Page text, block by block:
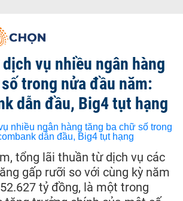
vụ nhiều ngân hàng
trong nửa đầu năm:
dẫn đầu, Big4 tụt hạng
tổng lãi thuần từ dịch vụ các
gấp rưỡi so với cùng kỳ năm
tỷ đồng, là một trong